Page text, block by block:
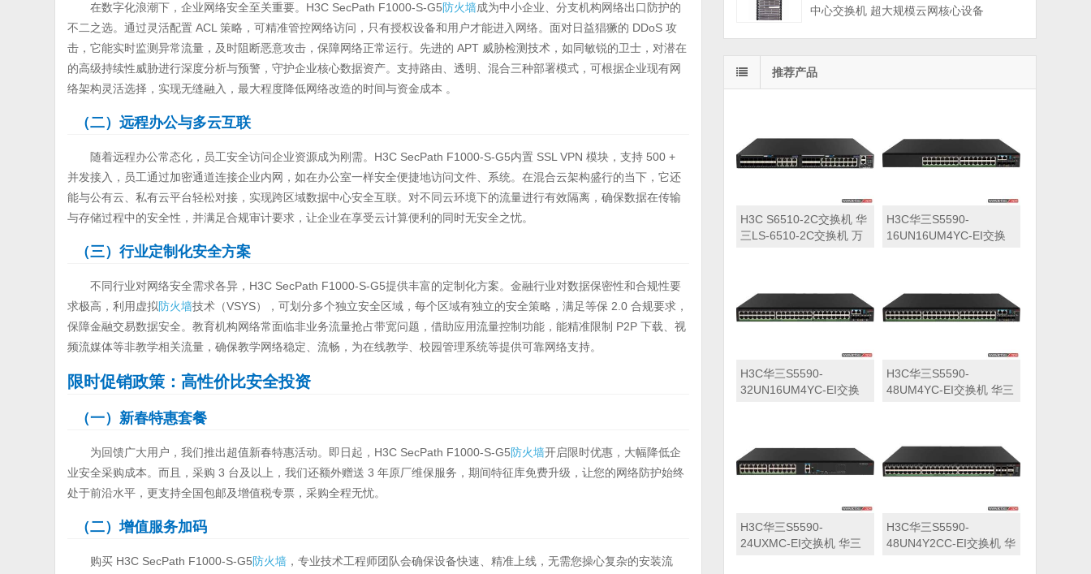
在数字化浪潮下，企业网络安全至关重要。H3C SecPath F1000-S-G5防火墙成为中小企业、分支机构网络出口防护的
不二之选。通过灵活配置 ACL 策略，可精准管控网络访问，只有授权设备和用户才能进入网络。面对日益猖獗的 DDoS 攻
击，它能实时监测异常流量，及时阻断恶意攻击，保障网络正常运行。先进的 APT 威胁检测技术，如同敏锐的卫士，对潜在
的高级持续性威胁进行深度分析与预警，守护企业核心数据资产。支持路由、透明、混合三种部署模式，可根据企业现有网
络架构灵活选择，实现无缝融入，最大程度降低网络改造的时间与资金成本 。
（二）远程办公与多云互联
随着远程办公常态化，员工安全访问企业资源成为刚需。H3C SecPath F1000-S-G5内置 SSL VPN 模块，支持 500 +
并发接入，员工通过加密通道连接企业内网，如在办公室一样安全便捷地访问文件、系统。在混合云架构盛行的当下，它还
能与公有云、私有云平台轻松对接，实现跨区域数据中心安全互联。对不同云环境下的流量进行有效隔离，确保数据在传输
与存储过程中的安全性，并满足合规审计要求，让企业在享受云计算便利的同时无安全之忧。
（三）行业定制化安全方案
不同行业对网络安全需求各异，H3C SecPath F1000-S-G5提供丰富的定制化方案。金融行业对数据保密性和合规性要
求极高，利用虚拟防火墙技术（VSYS），可划分多个独立安全区域，每个区域有独立的安全策略，满足等保 2.0 合规要求，
保障金融交易数据安全。教育机构网络常面临非业务流量抢占带宽问题，借助应用流量控制功能，能精准限制 P2P 下载、视
频流媒体等非教学相关流量，确保教学网络稳定、流畅，为在线教学、校园管理系统等提供可靠网络支持。
限时促销政策：高性价比安全投资
（一）新春特惠套餐
为回馈广大用户，我们推出超值新春特惠活动。即日起，H3C SecPath F1000-S-G5防火墙开启限时优惠，大幅降低企
业安全采购成本。而且，采购 3 台及以上，我们还额外赠送 3 年原厂维保服务，期间特征库免费升级，让您的网络防护始终
处于前沿水平，更支持全国包邮及增值税专票，采购全程无忧。
（二）增值服务加码
购买 H3C SecPath F1000-S-G5防火墙 ，专业技术工程师团队会确保设备快速、精准上线，无需您操心复杂的安装流
中心交换机 超大规模云网核心设备
推荐产品
H3C S6510-2C交换机 华
三LS-6510-2C交换机 万
H3C华三S5590-
16UN16UM4YC-EI交换
H3C华三S5590-
32UN16UM4YC-EI交换
H3C华三S5590-
48UM4YC-EI交换机 华三
H3C华三S5590-
24UXMC-EI交换机 华三
H3C华三S5590-
48UN4Y2CC-EI交换机 华